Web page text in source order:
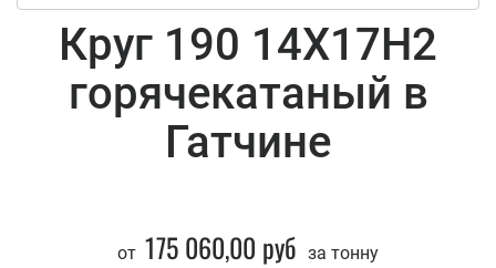
Круг 190 14Х17Н2
горячекатаный в
Гатчине
от 175 060,00 руб за тонну